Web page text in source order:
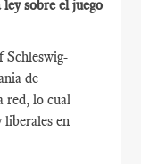
sobre el juego
Schleswig-
de
red, lo cual
liberales en